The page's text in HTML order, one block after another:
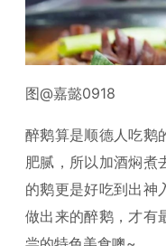
图@嘉懿0918
醉鹅算是顺德人吃鹅
肥腻，所以加酒焖煮
的鹅更是好吃到出神
做出来的醉鹅，才有